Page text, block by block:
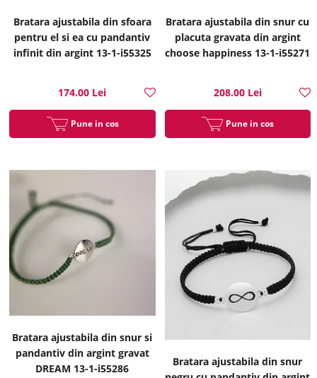
Bratara ajustabila din sfoara
pentru el si ea cu pandantiv
infinit din argint 13-1-i55325
174.00 Lei
Pune in cos
Bratara ajustabila din snur cu
placuta gravata din argint
choose happiness 13-1-i55271
208.00 Lei
Pune in cos
Bratara ajustabila din snur si
pandantiv din argint gravat
DREAM 13-1-i55286
Bratara ajustabila din snur